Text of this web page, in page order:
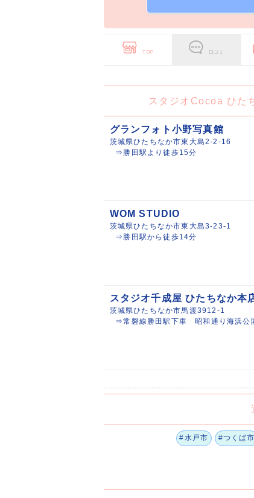
TOP 口コミ
スタジオCocoa ひた
グランフォト小野写真館
茨城県ひたちなか市東大島2-2-16
⇒勝田駅より徒歩15分
WOM STUDIO
茨城県ひたちなか市東大島3-23-1
⇒勝田駅から徒歩14分
スタジオ千成屋 ひたちなか本
茨城県ひたちなか市馬渡3912-1
⇒常磐線勝田駅下車 昭和通り海浜公
#水戸市 #つくば市